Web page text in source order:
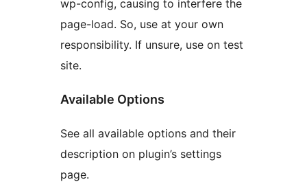
wp-config, causing to interfere the
page-load. So, use at your own
responsibility. If unsure, use on test
site.
Available Options
See all available options and their
description on plugin’s settings
page.